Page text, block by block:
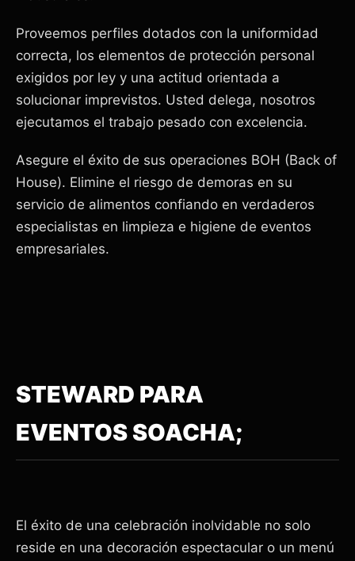
Proveemos perfiles dotados con la uniformidad
correcta, los elementos de protección personal
exigidos por ley y una actitud orientada a
solucionar imprevistos. Usted delega, nosotros
ejecutamos el trabajo pesado con excelencia.
Asegure el éxito de sus operaciones BOH (Back of
House). Elimine el riesgo de demoras en su
servicio de alimentos confiando en verdaderos
especialistas en limpieza e higiene de eventos
empresariales.
STEWARD PARA
EVENTOS SOACHA;
El éxito de una celebración inolvidable no solo
reside en una decoración espectacular o un menú